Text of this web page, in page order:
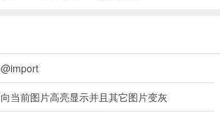
场景被生动还原，鲜艳的色彩营造出仿佛置身
步其中，开启一段美妙的梦幻之旅。
目，便捷购物的好去处
日常用品应有尽有。商品价格清晰，摆放整齐；
当前图片高亮显示并且其它图片变灰